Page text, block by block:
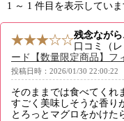
1 ～ 1 件目を表示していま
残念なが
口コミ（
ード【数量限定商品】フ
投稿日時：2026/01/30 22:00:22
そのままでは食べてくれ
すごく美味しそうな香
とろっとマグロをかけた